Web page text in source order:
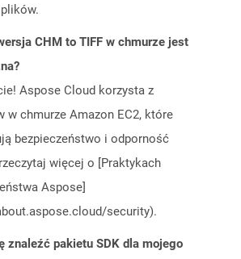
CHM to TIFF w chmurze jest
Aspose Cloud korzysta z
w chmurze Amazon EC2, które
bezpieczeństwo i odporność
więcej o [Praktykach
Aspose]
security).
znaleźć pakietu SDK dla mojego